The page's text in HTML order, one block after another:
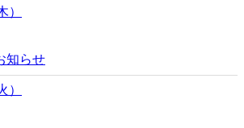
）
知らせ
）